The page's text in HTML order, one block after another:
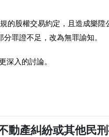
的股權交易約定，且造成樂
罪證不足，改為無罪諭知。
深入的討論。
動產糾紛或其他民